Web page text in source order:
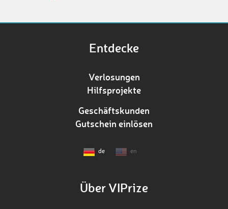
Entdecke
Verlosungen
Hilfsprojekte
Geschäftskunden
Gutschein einlösen
de en
Über VIPrize